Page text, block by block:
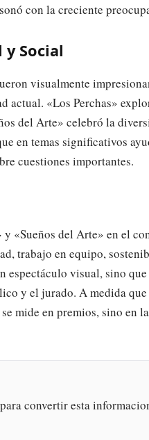
con la creciente
Social
visualmente
actual. «Los Perchas»
del Arte» celebró la
en temas significativos
cuestiones importantes.
«Sueños del Arte» en el
trabajo en equipo,
espectáculo visual, sino
y el jurado. A medida
mide en premios, sino en
convertir esta